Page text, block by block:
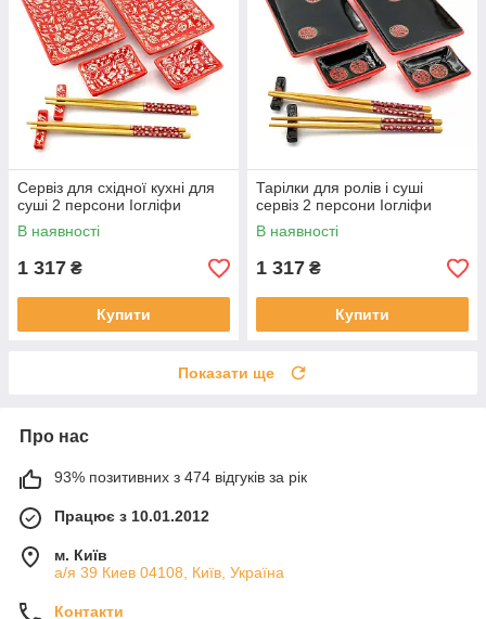
Сервіз для східної кухні для
суші 2 персони Іогліфи
В наявності
1 317 ₴
Купити
Тарілки для ролів і суші
сервіз 2 персони Іогліфи
В наявності
1 317 ₴
Купити
Показати ще
Про нас
93% позитивних з 474 відгуків за рік
Працює з 10.01.2012
м. Київ
а/я 39 Киев 04108, Київ, Україна
Контакти